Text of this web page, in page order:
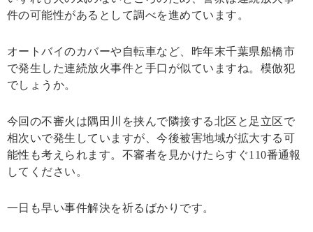
件の可能性があるとして調べを進めています。
オートバイのカバーや自転車など、昨年末千葉県船橋市
で発生した連続放火事件と手口が似ていますね。模倣犯
でしょうか。
今回の不審火は隅田川を挟んで隣接する北区と足立区で
相次いで発生していますが、今後被害地域が拡大する可
能性も考えられます。不審者を見かけたらすぐ110番通報
してください。
一日も早い事件解決を祈るばかりです。